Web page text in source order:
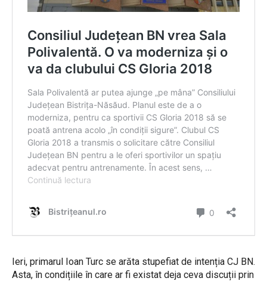
Ieri, primarul Ioan Turc se arăta stupefiat de intenția CJ BN.
Asta, în condițiile în care ar fi existat deja ceva discuții prin